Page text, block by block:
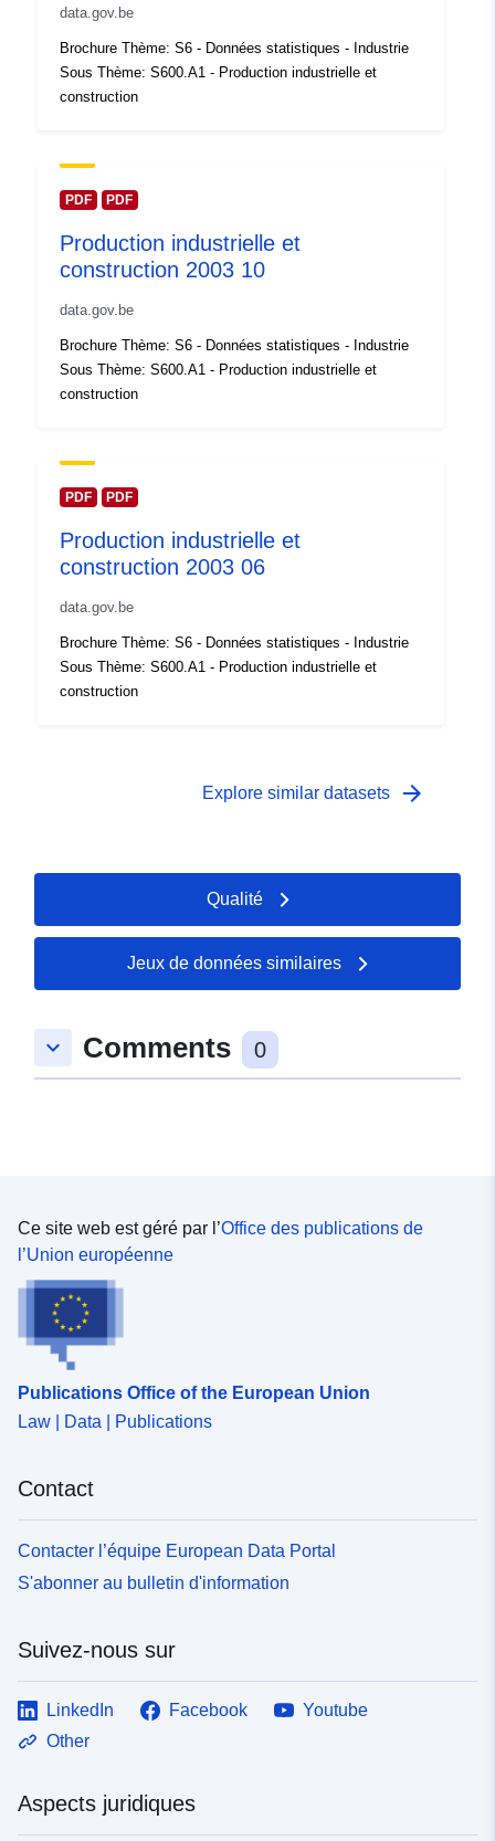
Compte rendu du
Mise à jour sur data.europa.eu:
Type: Polygon
Identificateurs:
uriRef:
http://data.europa.eu/88u/dataset/
Couverture
temporelle:
- 31 December 2003
data.gov.be
Brochure Thème: S6 - Données statistiques - Industrie
Sous Thème: S600.A1 - Production industrielle et
construction
PDF PDF
Production industrielle et
construction 2003 10
data.gov.be
Brochure Thème: S6 - Données statistiques - Industrie
Sous Thème: S600.A1 - Production industrielle et
construction
PDF PDF
Production industrielle et
construction 2003 06
data.gov.be
Brochure Thème: S6 - Données statistiques - Industrie
Sous Thème: S600.A1 - Production industrielle et
construction
Explore similar datasets arrow_forward
Qualité
Jeux de données similaires
keyboard_arrow_down Comments 0
Ce site web est géré par l’Office des publications de
l’Union européenne
Publications Office of the European Union
Law | Data | Publications
Contact
Contacter l’équipe European Data Portal
S'abonner au bulletin d'information
Suivez-nous sur
LinkedIn Facebook
Youtube
Other
Aspects juridiques